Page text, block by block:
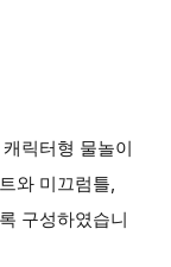
릭터형 물놀이
와 미끄럼틀,
구성하였습니